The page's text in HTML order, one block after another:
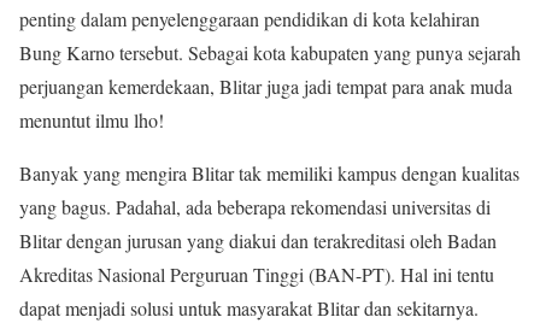
penting dalam penyelenggaraan pendidikan di kota kelahiran
Bung Karno tersebut. Sebagai kota kabupaten yang punya sejarah
perjuangan kemerdekaan, Blitar juga jadi tempat para anak muda
menuntut ilmu lho!
Banyak yang mengira Blitar tak memiliki kampus dengan kualitas
yang bagus. Padahal, ada beberapa rekomendasi universitas di
Blitar dengan jurusan yang diakui dan terakreditasi oleh Badan
Akreditas Nasional Perguruan Tinggi (BAN-PT). Hal ini tentu
dapat menjadi solusi untuk masyarakat Blitar dan sekitarnya.